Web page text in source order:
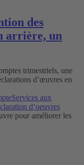
des
arrière, un
trimestriels, une
d’œuvres en
Services aux
d‘oeuvres